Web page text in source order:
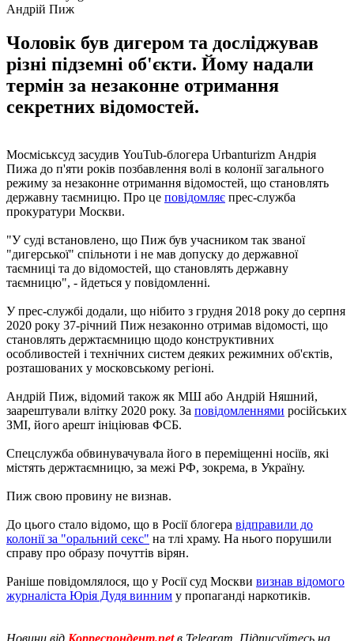
Андрій Пиж
Чоловік був дигером та досліджував
різні підземні об'єкти. Йому надали
термін за незаконне отримання
секретних відомостей.
Мосміськсуд засудив YouTub-блогера Urbanturizm Андрія
Пижа до п'яти років позбавлення волі в колонії загального
режиму за незаконне отримання відомостей, що становлять
державну таємницю. Про це повідомляє прес-служба
прокуратури Москви.
"У суді встановлено, що Пиж був учасником так званої
"дигерської" спільноти і не мав допуску до державної
таємниці та до відомостей, що становлять державну
таємницю", - йдеться у повідомленні.
У прес-службі додали, що нібито з грудня 2018 року до серпня
2020 року 37-річний Пиж незаконно отримав відомості, що
становлять держтаємницю щодо конструктивних
особливостей і технічних систем деяких режимних об'єктів,
розташованих у московському регіоні.
Андрій Пиж, відомий також як МШ або Андрій Няшний,
заарештували влітку 2020 року. За повідомленнями російських
ЗМІ, його арешт ініціював ФСБ.
Спецслужба обвинувачувала його в переміщенні носіїв, які
містять держтаємницю, за межі РФ, зокрема, в Україну.
Пиж свою провину не визнав.
До цього стало відомо, що в Росії блогера відправили до
колонії за "оральний секс" на тлі храму. На нього порушили
справу про образу почуттів вірян.
Раніше повідомлялося, що у Росії суд Москви визнав відомого
журналіста Юрія Дудя винним у пропаганді наркотиків.
Новини від Корреспондент.netв Telegram. Підписуйтесь на